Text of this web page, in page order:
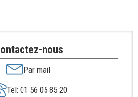
nous
Par mail
Tel: 01 56 05 85 20